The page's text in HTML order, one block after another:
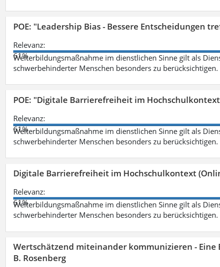
POE: "Leadership Bias - Bessere Entscheidungen
Relevanz:
61%
Weiterbildungsmaßnahme im dienstlichen Sinne gilt als
schwerbehinderter Menschen besonders zu berücksichtigen.
POE: "Digitale Barrierefreiheit im
Relevanz:
61%
Weiterbildungsmaßnahme im dienstlichen Sinne gilt als
schwerbehinderter Menschen besonders zu berücksichtigen.
Digitale Barrierefreiheit im Hochschulkontext
Relevanz:
61%
Weiterbildungsmaßnahme im dienstlichen Sinne gilt als
schwerbehinderter Menschen besonders zu berücksichtigen.
Wertschätzend miteinander kommunizieren -
B. Rosenberg